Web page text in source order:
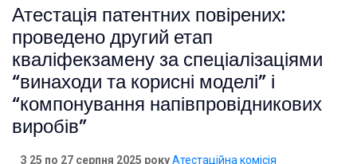
Атестація патентних повірених:
проведено другий етап
кваліфекзамену за спеціалізаціями
“винаходи та корисні моделі” і
“компонування напівпровідникових
виробів”
З 25 по 27 серпня 2025 рокуАтестаційна комісія